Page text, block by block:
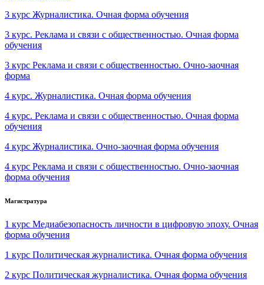
3 курс Журналистика. Очная форма обучения
3 курс. Реклама и связи с общественностью. Очная форма
обучения
3 курс Реклама и связи с общественностью. Очно-заочная
форма
4 курс. Журналистика. Очная форма обучения
4 курс. Реклама и связи с общественностью. Очная форма
обучения
4 курс Журналистика. Очно-заочная форма обучения
4 курс Реклама и связи с общественностью. Очно-заочная
форма обучения
Магистратура
1 курс Медиабезопасность личности в цифровую эпоху. Очная
форма обучения
1 курс Политическая журналистика. Очная форма обучения
2 курс Политическая журналистика. Очная форма обучения